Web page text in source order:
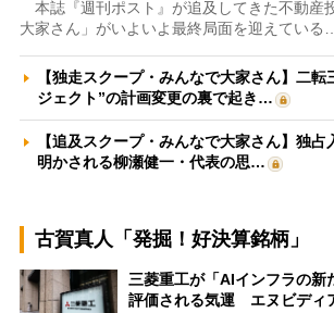
本誌『週刊ポスト』が追及してきた不動産
大家さん」がいよいよ最終局面を迎えている
【独走スクープ・みんなで大家さん】二転
ジェクト”の計画変更の裏で起き…
【追及スクープ・みんなで大家さん】独占
明かされる柳瀬健一・代表の思…
古賀真人「発掘！好決算銘柄」
三菱重工が「AIインフラの新
評価される気運 エヌビディ